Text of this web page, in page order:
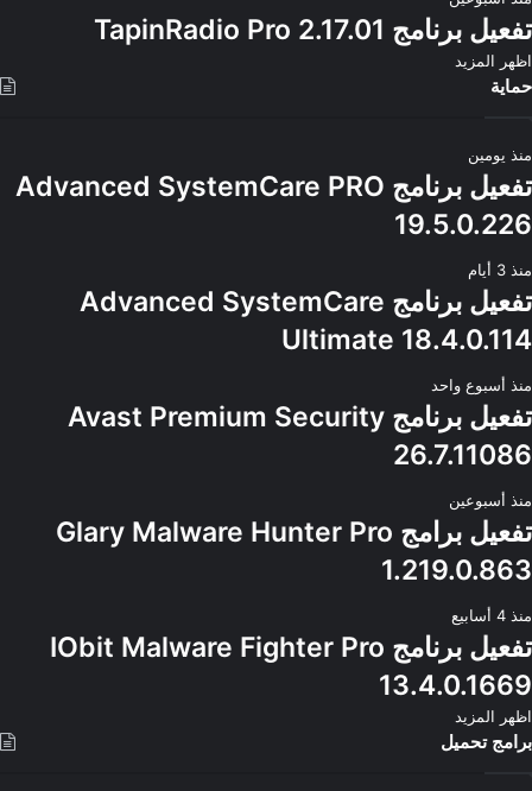
تفعيل برنامج TapinRadio Pro 2.17.01
اظهر المزيد
حماية
منذ يومين
تفعيل برنامج Advanced SystemCare PRO
19.5.0.226
منذ 3 أيام
تفعيل برنامج Advanced SystemCare
Ultimate 18.4.0.114
منذ أسبوع واحد
تفعيل برنامج Avast Premium Security
26.7.11086
منذ أسبوعين
تفعيل برامج Glary Malware Hunter Pro
1.219.0.863
منذ 4 أسابيع
تفعيل برنامج IObit Malware Fighter Pro
13.4.0.1669
اظهر المزيد
برامج تحميل